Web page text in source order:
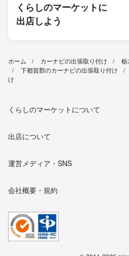
くらしのマーケットに
出店しよう
ホーム カーナビの出張取り付け
栃
下都賀郡のカーナビの出張取り付け
け
くらしのマーケットについて
出店について
運営メディア・SNS
会社概要・規約